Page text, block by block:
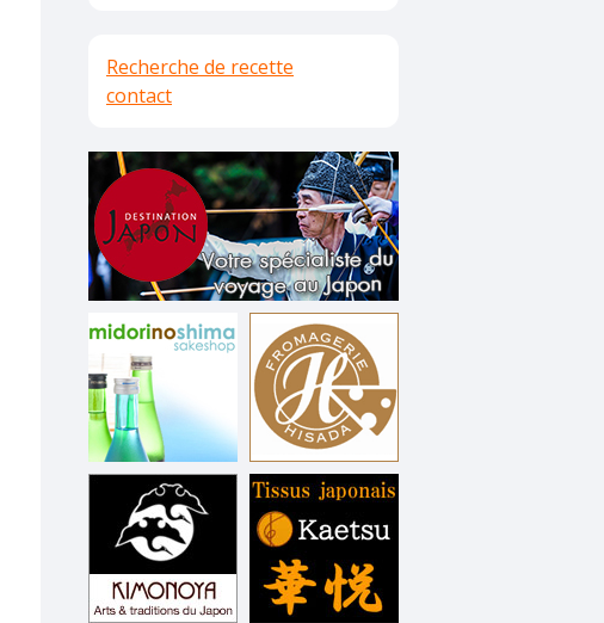
Recherche de recette
contact